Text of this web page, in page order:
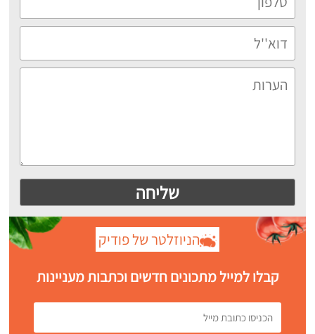
הניוזלטר של פודיק
קבלו למייל מתכונים חדשים וכתבות מעניינות